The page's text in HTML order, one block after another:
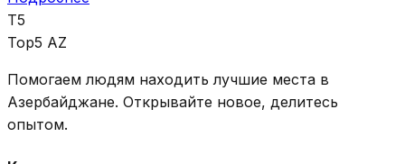
T5
Top5 AZ
Помогаем людям находить лучшие места в
Азербайджане. Открывайте новое, делитесь
опытом.